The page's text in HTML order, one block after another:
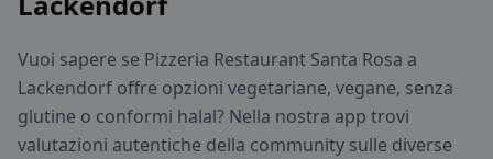
Vuoi sapere se Pizzeria Restaurant Santa Rosa a
Lackendorf offre opzioni vegetariane, vegane, senza
glutine o conformi halal? Nella nostra app trovi
valutazioni autentiche della community sulle diverse